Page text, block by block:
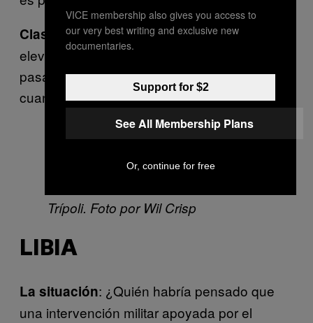
Clasificación en el ranking del miedo
elevada. Teme siempre las cosas del
pasado, porque una vez olvidadas es
cuando más daño pueden hacer.
Trípoli. Foto por Wil Crisp
LIBIA
La situación: ¿Quién habría pensado que
una intervención militar apoyada por el
VICE membership also gives you access to
our very best writing and exclusive new
documentaries.
Support for $2
See All Membership Plans
Or, continue for free